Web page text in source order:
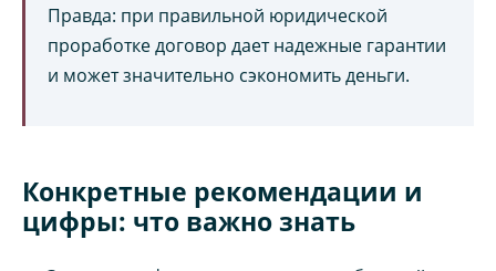
Правда: при правильной юридической
проработке договор дает надежные гарантии
и может значительно сэкономить деньги.
Конкретные рекомендации и
цифры: что важно знать